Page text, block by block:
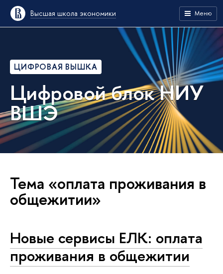
Высшая школа экономики Меню
ЦИФРОВАЯ ВЫШКА
Цифровой блок НИУ
ВШЭ
Тема «оплата проживания в
общежитии»
Новые сервисы ЕЛК: оплата
проживания в общежитии